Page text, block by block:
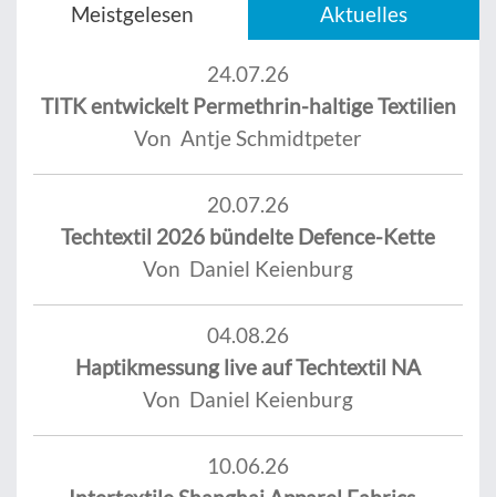
Meistgelesen Aktuelles
24.07.26
TITK entwickelt Permethrin-haltige Textilien
Von Antje Schmidtpeter
20.07.26
Techtextil 2026 bündelte Defence-Kette
Von Daniel Keienburg
04.08.26
Haptikmessung live auf Techtextil NA
Von Daniel Keienburg
10.06.26